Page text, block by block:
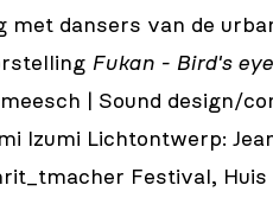
met dansers van de
Fukan - Bird's eye
| Sound design/
Izumi Lichtontwerp:
Festival, Huis